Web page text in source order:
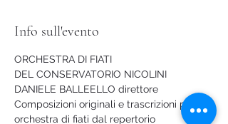
Info sull'evento
ORCHESTRA DI FIATI
DEL CONSERVATORIO NICOLINI
DANIELE BALLEELLO direttore
Composizioni originali e trascrizioni per
orchestra di fiati dal repertorio